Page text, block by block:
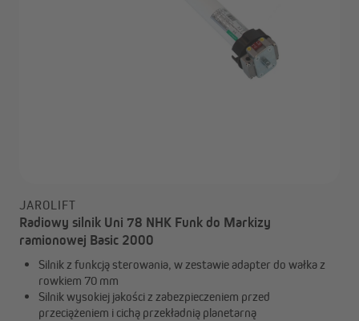
JAROLIFT
Radiowy silnik Uni 78 NHK Funk do Markizy
ramionowej Basic 2000
Silnik z funkcją sterowania, w zestawie adapter do wałka z
rowkiem 70 mm
Silnik wysokiej jakości z zabezpieczeniem przed
przeciążeniem i cichą przekładnią planetarną